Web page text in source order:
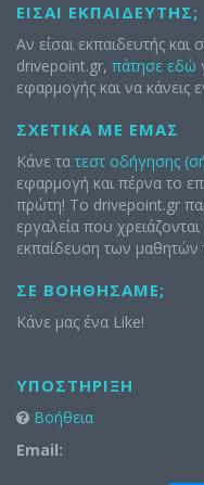
ΕΊΣΑΙ ΕΚΠΑΙΔΕΥΤΉΣ;
Αν είσαι εκπαιδευτής και
drivepoint.gr, πάτησε εδώ
εφαρμογής και να κάνεις
ΣΧΕΤΙΚΆ ΜΕ ΕΜΆΣ
Κάνε τα τεστ οδήγησης
εφαρμογή και πέρνα το
πρώτη! Το drivepoint.gr
εργαλεία που
εκπαίδευση των μαθητών
ΣΕ ΒΟΗΘΉΣΑΜΕ;
Κάνε μας ένα Like!
ΥΠΟΣΤΉΡΙΞΗ
Βοήθεια
Email: